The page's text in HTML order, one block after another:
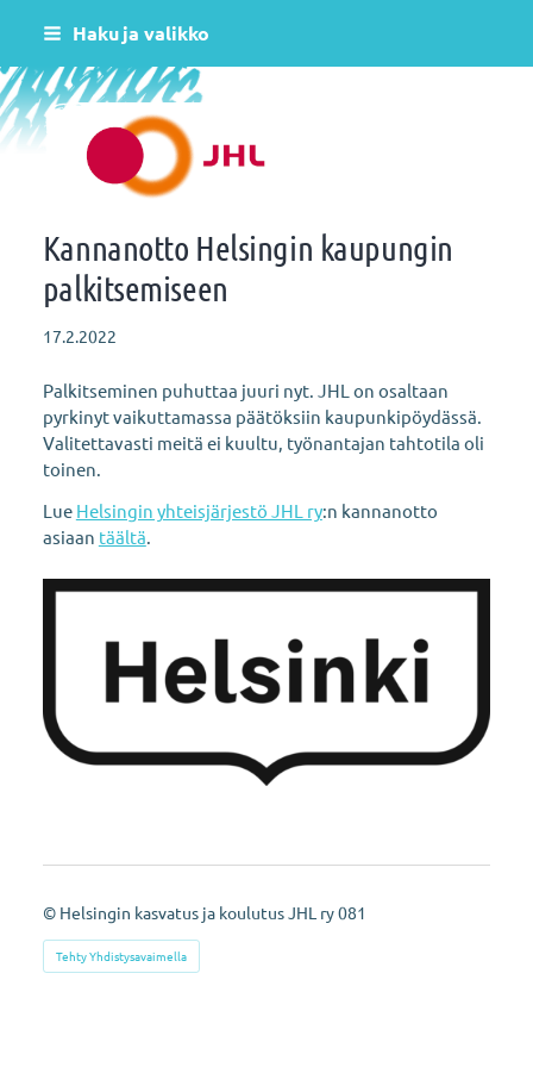
Siirry
sisältöön
Haku ja valikko
Helsingin varhaiskasvatus JHL ry 081
Kannanotto Helsingin kaupungin
palkitsemiseen
17.2.2022
Palkitseminen puhuttaa juuri nyt. JHL on osaltaan
pyrkinyt vaikuttamassa päätöksiin kaupunkipöydässä.
Valitettavasti meitä ei kuultu, työnantajan tahtotila oli
toinen.
Lue Helsingin yhteisjärjestö JHL ry:n kannanotto
asiaan täältä
© Helsingin kasvatus ja koulutus JHL ry 081
Tehty Yhdistysavaimella